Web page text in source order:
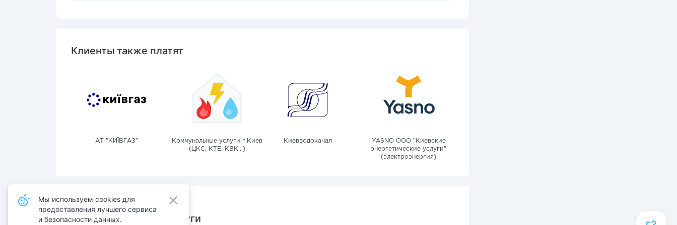
Клиенты также платят
АТ "КИЇВГАЗ"
Коммунальные услуги г.Киев
(ЦКС, КТЕ, КВК...)
Киевводоканал
YASNO OOO "Киевские
энергетические услуги"
(электроэнергия)
Также оплачивают услуги
Мы используем cookies для
предоставления лучшего сервиса
и безопасности данных.